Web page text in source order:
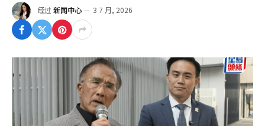
经过 新闻中心 3 7 月, 2026